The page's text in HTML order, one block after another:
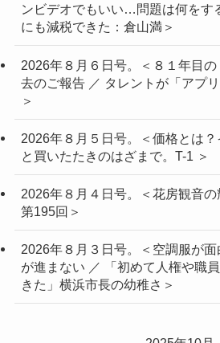
ンビデオでもいい…問題は何をす
にも減税できた：倉山満＞
2026年８月６日号。＜８１年目
去のご報告 ／ タレントが「アプ
＞
2026年８月５日号。＜価格とは
と買いたたきのはざまで。T-1 ＞
2026年８月４日号。＜花房観音
第195回＞
2026年８月３日号。＜空調服が
が進まない ／ 「初めて人権や職
きた」横浜市長の幼稚さ＞